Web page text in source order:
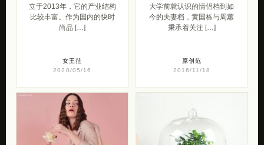
立于2013年，它的产业结构
比较丰富。作为国内的快时
尚品 […]
女王范
2020/05/16
大学前就认识的情侣档到如
今的夫妻档，黄国栋与周蕙
秉承着关注 […]
原创范
2016/11/18